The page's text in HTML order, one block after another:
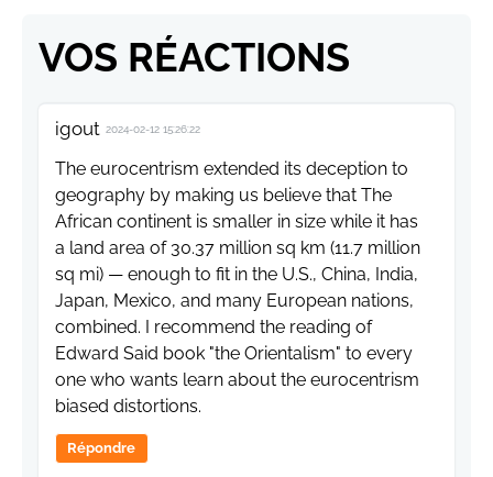
VOS RÉACTIONS
igout 2024-02-12 15:26:22
The eurocentrism extended its deception to
geography by making us believe that The
African continent is smaller in size while it has
a land area of 30.37 million sq km (11.7 million
sq mi) — enough to fit in the U.S., China, India,
Japan, Mexico, and many European nations,
combined. I recommend the reading of
Edward Said book "the Orientalism" to every
one who wants learn about the eurocentrism
biased distortions.
Répondre